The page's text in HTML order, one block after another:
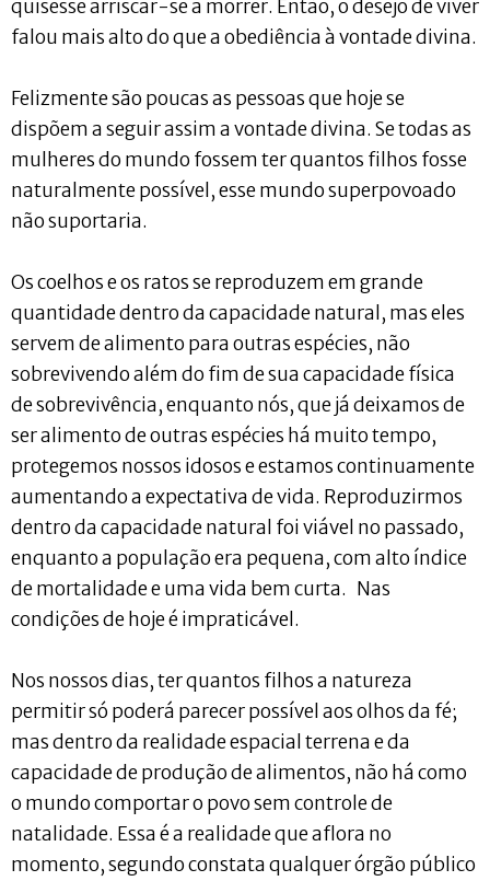
quisesse arriscar-se a morrer. Então, o desejo de viver
falou mais alto do que a obediência à vontade divina.
Felizmente são poucas as pessoas que hoje se
dispõem a seguir assim a vontade divina. Se todas as
mulheres do mundo fossem ter quantos filhos fosse
naturalmente possível, esse mundo superpovoado
não suportaria.
Os coelhos e os ratos se reproduzem em grande
quantidade dentro da capacidade natural, mas eles
servem de alimento para outras espécies, não
sobrevivendo além do fim de sua capacidade física
de sobrevivência, enquanto nós, que já deixamos de
ser alimento de outras espécies há muito tempo,
protegemos nossos idosos e estamos continuamente
aumentando a expectativa de vida. Reproduzirmos
dentro da capacidade natural foi viável no passado,
enquanto a população era pequena, com alto índice
de mortalidade e uma vida bem curta. Nas
condições de hoje é impraticável.
Nos nossos dias, ter quantos filhos a natureza
permitir só poderá parecer possível aos olhos da fé;
mas dentro da realidade espacial terrena e da
capacidade de produção de alimentos, não há como
o mundo comportar o povo sem controle de
natalidade. Essa é a realidade que aflora no
momento, segundo constata qualquer órgão público